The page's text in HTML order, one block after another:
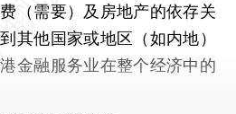
（需要）及房地产的依存关
其他国家或地区（如内地）
金融服务业在整个经济中的